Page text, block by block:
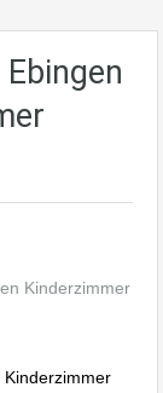
Kinderzimmer